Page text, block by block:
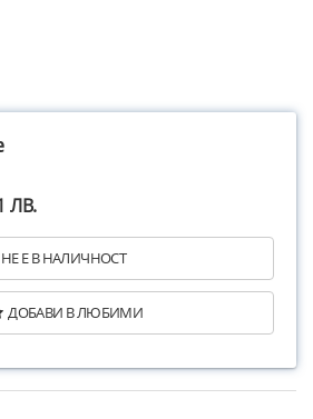
ЛВ.
НЕ Е В НАЛИЧНОСТ
ДОБАВИ В ЛЮБИМИ